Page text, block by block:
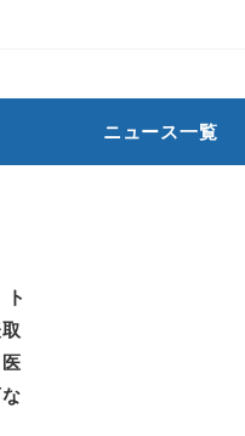
ニュース一覧